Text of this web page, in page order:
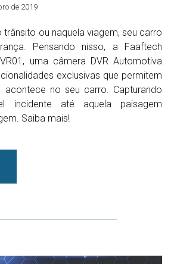
de 2019
trânsito ou naquela viagem, seu carro
Pensando nisso, a Faaftech
uma câmera DVR Automotiva
exclusivas que permitem
no seu carro. Capturando
incidente até aquela paisagem
Saiba mais!